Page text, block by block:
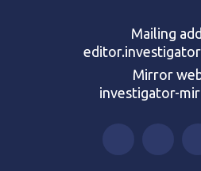
Mailing
Mirror
investigator-